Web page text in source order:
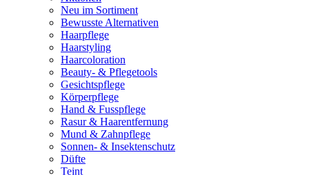
Neu im Sortiment
Bewusste Alternativen
Haarpflege
Haarstyling
Haarcoloration
Beauty- & Pflegetools
Gesichtspflege
Körperpflege
Hand & Fusspflege
Rasur & Haarentfernung
Mund & Zahnpflege
Sonnen- & Insektenschutz
Düfte
Teint